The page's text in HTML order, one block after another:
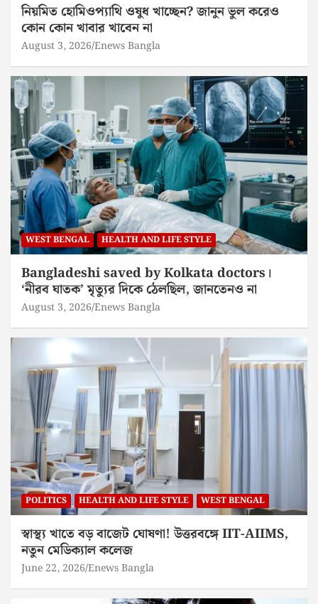
নিয়মিত হোমিওপ্যাথি ওষুধ খাচ্ছেন? জানুন ভুল করেও
কোন কোন খাবার খাবেন না
August 3, 2026 Enews Bangla
WEST BENGAL HEALTH AND LIFE STYLE
Bangladeshi saved by Kolkata doctors।
‘নীরব ঘাতক’ মৃত্যুর দিকে ঠেলছিল, জানতেনও না
August 3, 2026 Enews Bangla
POLITICS HEALTH AND LIFE STYLE WEST BENGAL
স্বাস্থ্য খাতে বড় বাজেট ঘোষণা! উত্তরবঙ্গে IIT-AIIMS,
নতুন মেডিক্যাল কলেজ
June 22, 2026 Enews Bangla